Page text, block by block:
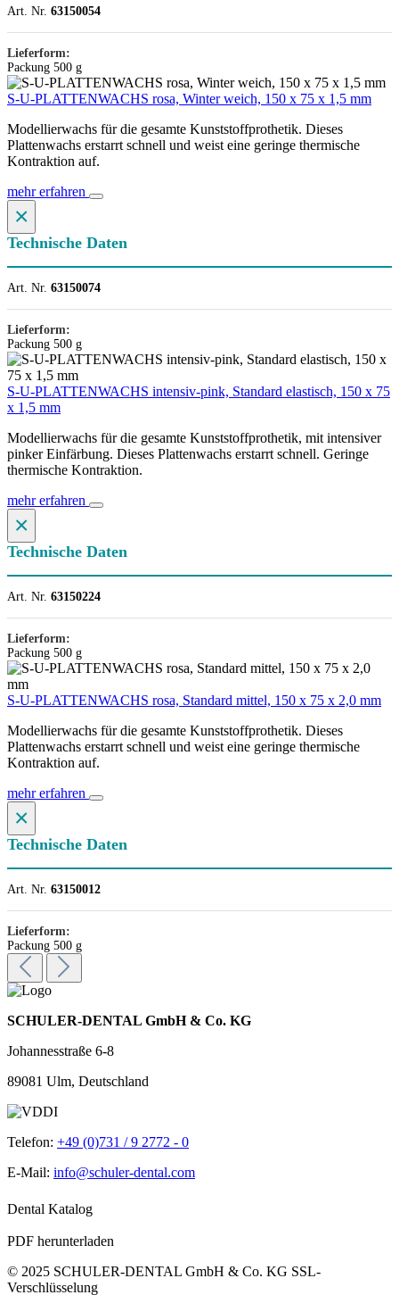
Art. Nr. 63150054
Lieferform:
Packung 500 g
S-U-PLATTENWACHS rosa, Winter weich, 150 x 75 x 1,5 mm
Modellierwachs für die gesamte Kunststoffprothetik. Dieses
Plattenwachs erstarrt schnell und weist eine geringe thermische
Kontraktion auf.
mehr erfahren
×
Technische Daten
Art. Nr. 63150074
Lieferform:
Packung 500 g
S-U-PLATTENWACHS intensiv-pink, Standard elastisch, 150 x 75
x 1,5 mm
Modellierwachs für die gesamte Kunststoffprothetik, mit intensiver
pinker Einfärbung. Dieses Plattenwachs erstarrt schnell. Geringe
thermische Kontraktion.
mehr erfahren
×
Technische Daten
Art. Nr. 63150224
Lieferform:
Packung 500 g
S-U-PLATTENWACHS rosa, Standard mittel, 150 x 75 x 2,0 mm
Modellierwachs für die gesamte Kunststoffprothetik. Dieses
Plattenwachs erstarrt schnell und weist eine geringe thermische
Kontraktion auf.
mehr erfahren
×
Technische Daten
Art. Nr. 63150012
Lieferform:
Packung 500 g
SCHULER-DENTAL GmbH & Co. KG
Johannesstraße 6-8
89081 Ulm, Deutschland
Telefon: +49 (0)731 / 9 2772 - 0
E-Mail: info@schuler-dental.com
Dental Katalog
PDF herunterladen
© 2025 SCHULER-DENTAL GmbH & Co. KG SSL-
Verschlüsselung